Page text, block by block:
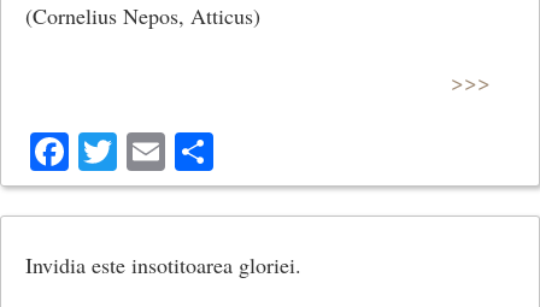
(Cornelius Nepos, Atticus)
>>>
Facebook
Twitter
Email
Invidia este insotitoarea gloriei.